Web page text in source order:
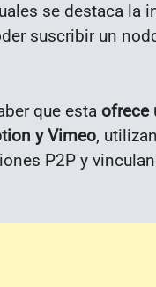
se destaca la
suscribir un
que esta ofrece
y Vimeo,
P2P y